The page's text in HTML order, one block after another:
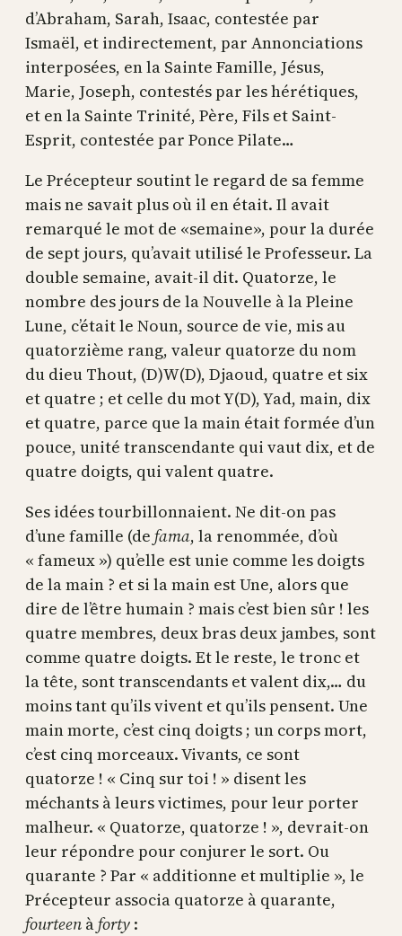
d’Abraham, Sarah, Isaac, contestée par
Ismaël, et indirectement, par Annonciations
interposées, en la Sainte Famille, Jésus,
Marie, Joseph, contestés par les hérétiques,
et en la Sainte Trinité, Père, Fils et Saint-
Esprit, contestée par Ponce Pilate…
Le Précepteur soutint le regard de sa femme
mais ne savait plus où il en était. Il avait
remarqué le mot de «semaine», pour la durée
de sept jours, qu’avait utilisé le Professeur. La
double semaine, avait-il dit. Quatorze, le
nombre des jours de la Nouvelle à la Pleine
Lune, c’était le Noun, source de vie, mis au
quatorzième rang, valeur quatorze du nom
du dieu Thout, (D)W(D), Djaoud, quatre et six
et quatre ; et celle du mot Y(D), Yad, main, dix
et quatre, parce que la main était formée d’un
pouce, unité transcendante qui vaut dix, et de
quatre doigts, qui valent quatre.
Ses idées tourbillonnaient. Ne dit-on pas
d’une famille (de fama, la renommée, d’où
« fameux ») qu’elle est unie comme les doigts
de la main ? et si la main est Une, alors que
dire de l’être humain ? mais c’est bien sûr ! les
quatre membres, deux bras deux jambes, sont
comme quatre doigts. Et le reste, le tronc et
la tête, sont transcendants et valent dix,… du
moins tant qu’ils vivent et qu’ils pensent. Une
main morte, c’est cinq doigts ; un corps mort,
c’est cinq morceaux. Vivants, ce sont
quatorze ! « Cinq sur toi ! » disent les
méchants à leurs victimes, pour leur porter
malheur. « Quatorze, quatorze ! », devrait-on
leur répondre pour conjurer le sort. Ou
quarante ? Par « additionne et multiplie », le
Précepteur associa quatorze à quarante,
fourteen àforty :